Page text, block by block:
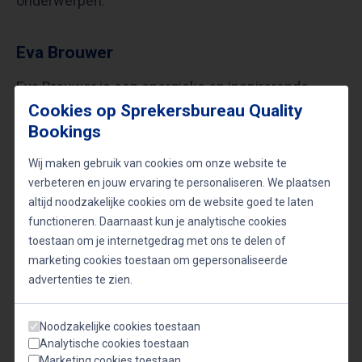
Eva Brouwer
Eva Brouwer is een energieke en inspirerende
spreker, dagvoorzitter en presentatietrainer. Ze
heeft jarenlange ervaring in de journalistiek en als
tv-presentator. Eva is gespecialiseerd in thema’s
als persoonlijk leiderschap, motivatie, inspiratie en
presenteren. Haar interactieve en op maat
gemaakte lezingen zijn zowel informatief als
inspirerend, waarbij ze het publiek meeneemt in
haar wereld van humor en oneliners.
Elk van deze sprekers brengt hun unieke expertise
Cookies op Sprekersbureau Quality
Bookings
Wij maken gebruik van cookies om onze website te
verbeteren en jouw ervaring te personaliseren. We plaatsen
altijd noodzakelijke cookies om de website goed te laten
functioneren. Daarnaast kun je analytische cookies
toestaan om je internetgedrag met ons te delen of
marketing cookies toestaan om gepersonaliseerde
advertenties te zien.
Noodzakelijke cookies toestaan
Analytische cookies toestaan